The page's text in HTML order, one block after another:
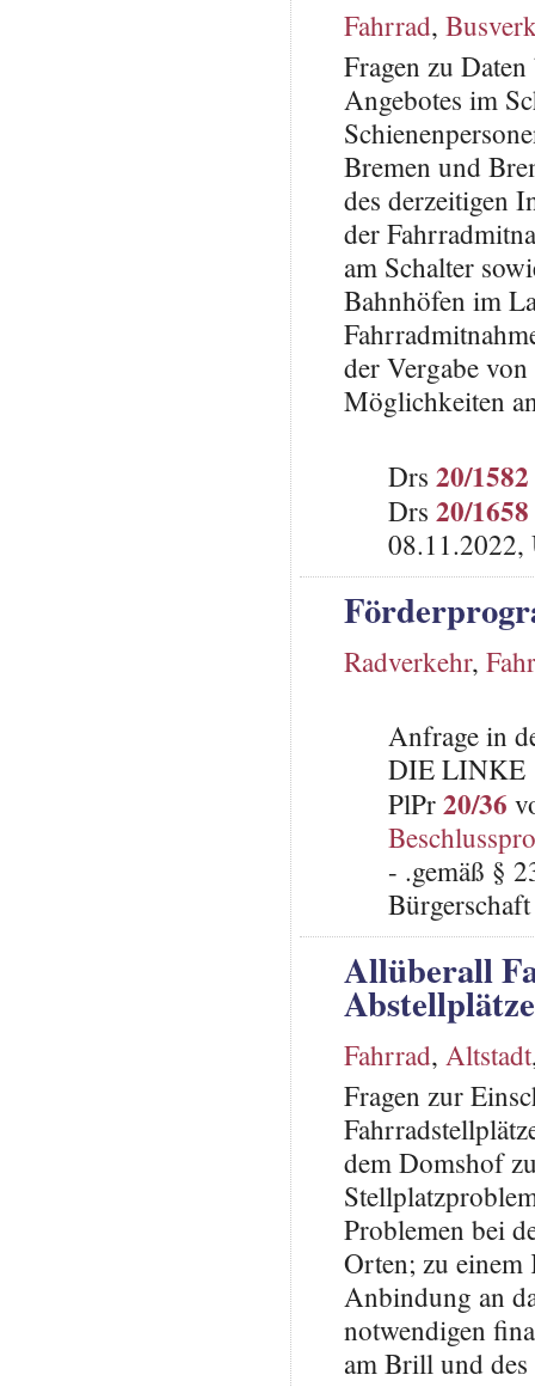
Fahrrad,
Fragen zu
Angebotes im
Bremen und
des derzeitigen
der
am Schalter
Bahnhöfen im
der Vergabe
Möglichkeiten
Drs 20/1582
Drs 20/1658
08.11.2022,
Radverkehr,
Anfrage in
DIE LINKE
PlPr20/36
- .gemäß §
Allüberall
Fahrrad, Altstadt
Fragen zur
dem Domshof
Problemen bei
Orten; zu
Anbindung an
notwendigen
am Brill und